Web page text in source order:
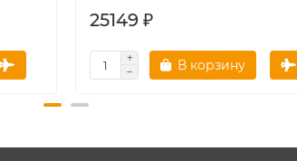
25149 ₽
В корзину